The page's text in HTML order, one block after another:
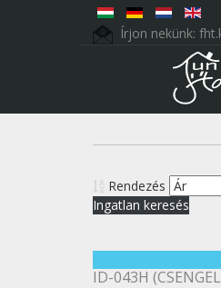
Írjon nekünk:
Rendezés
ID-043H